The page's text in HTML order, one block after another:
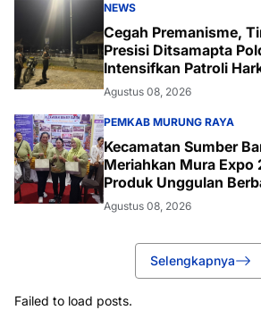
NEWS
Cegah Premanisme,
Presisi Ditsamapta
Intensifkan Patroli
Agustus 08, 2026
PEMKAB MURUNG RAYA
Kecamatan Sumber
Meriahkan Mura Expo
Produk Unggulan
Agustus 08, 2026
Selengkapnya
Failed to load posts.